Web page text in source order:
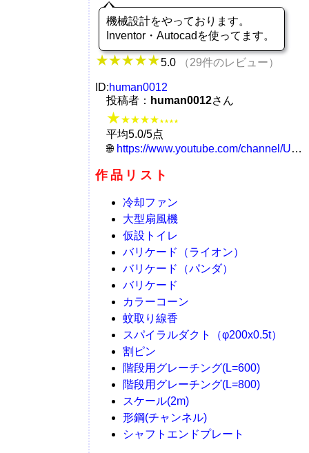
機械設計をやっております。
Inventor・Autocadを使ってます。
5.0 （29件のレビュー）
ID:human0012
投稿者： human0012さん
★★★★★ ★★★★
平均5.0/5点
https://www.youtube.com/channel/UCQ6StxNHAD_MmMYADo4Mpnw
作品リスト
冷却ファン
大型扇風機
仮設トイレ
バリケード（ライオン）
バリケード（パンダ）
バリケード
カラーコーン
蚊取り線香
スパイラルダクト（φ200x0.5t）
割ピン
階段用グレーチング(L=600)
階段用グレーチング(L=800)
スケール(2m)
形鋼(チャンネル)
シャフトエンドプレート